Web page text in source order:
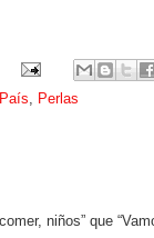
, Perlas
niños” que